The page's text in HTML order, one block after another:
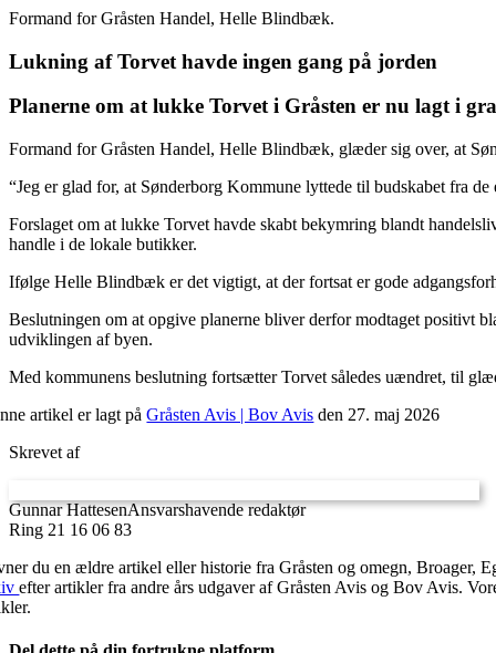
Formand for Gråsten Handel, Helle Blindbæk.
Lukning af Torvet havde ingen gang på jorden
Planerne om at lukke Torvet i Gråsten er nu lagt i
Formand for Gråsten Handel, Helle Blindbæk, glæder sig over, at
“Jeg er glad for, at Søn­derborg Kommune lyttede til budskabet fra
Forslaget om at lukke Torvet havde skabt bekymring blandt
handle i de lokale butikker.
Ifølge Helle Blindbæk er det vigtigt, at der fortsat er gode
Beslutningen om at opgive planerne bliver derfor modtaget positivt
udviklingen af byen.
Med kommunens beslutning fortsætter Torvet således uændret, til
artikel er lagt påGråsten Avis | Bov Avis den 27. maj 2026
Skrevet af
Gunnar HattesenAnsvarshavende redaktør
Ring 21 16 06 83
du en ældre artikel eller historie fra Gråsten og omegn, Broager,
efter artikler fra andre års udgaver af Gråsten Avis og Bov Avis.